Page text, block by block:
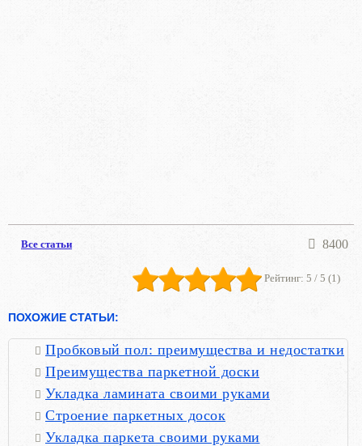
Все статьи 8400
Рейтинг: 5 / 5 (1 )
ПОХОЖИЕ СТАТЬИ:
Пробковый пол: преимущества и недостатки
Преимущества паркетной доски
Укладка ламината своими руками
Строение паркетных досок
Укладка паркета своими руками